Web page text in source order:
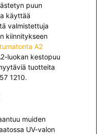
puun
käyttää
valmistettuja
kiinnitykseen
A2
luokan kestopuu
tuotteita
1210.
muiden
UV-valon